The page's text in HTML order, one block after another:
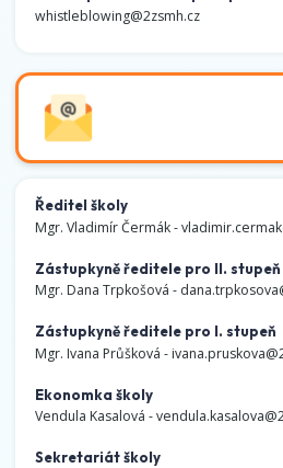
whistleblowing@2zsmh.cz
Ředitel školy
Mgr. Vladimír Čermák -
Zástupkyně ředitele pro II. stupeň
Mgr. Dana Trpkošová -
Zástupkyně ředitele pro I. stupeň
Mgr. Ivana Průšková -
Ekonomka školy
Vendula Kasalová -
Sekretariát školy